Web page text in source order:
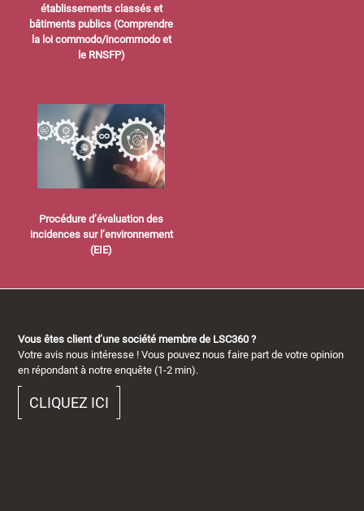
établissements classés et
bâtiments publics (Comprendre
la loi commodo/incommodo et
le RNSFP)
Procédure d’évaluation des
incidences sur l’environnement
(EIE)
Vous êtes client d’une société membre de LSC360 ?
Votre avis nous intéresse ! Vous pouvez nous faire part de votre opinion
en répondant à notre enquête (1-2 min).
CLIQUEZ ICI